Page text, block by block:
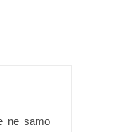
ne samo